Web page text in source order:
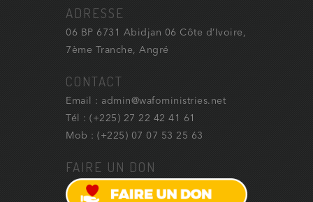
ADRESSE
06 BP 6731 Abidjan 06 Côte d’Ivoire,
7ème Tranche, Angré
CONTACT
Email : admin@wafoministries.net
Tél : (+225) 27 22 42 41 61
Mob : (+225) 07 07 53 25 63
FAIRE UN DON